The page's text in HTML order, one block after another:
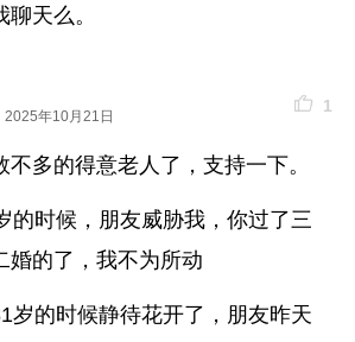
天么。
2025年10月21日
1
不多的得意老人了，支持一下。
的时候，朋友威胁我，你过了三
婚的了，我不为所动
岁的时候静待花开了，朋友昨天